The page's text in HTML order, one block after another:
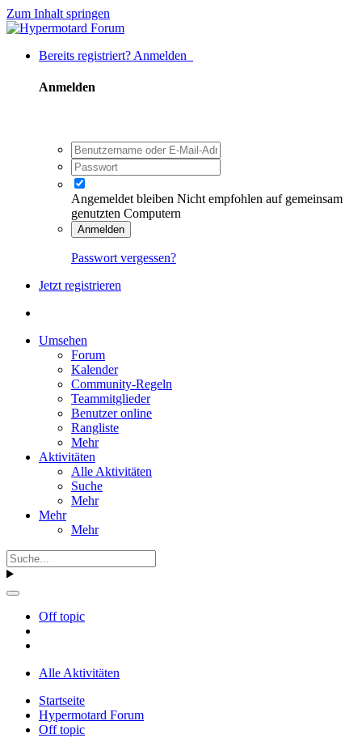
Zum Inhalt springen
Bereits registriert? Anmelden
Anmelden
Angemeldet bleiben Nicht empfohlen auf gemeinsam
genutzten Computern
Anmelden
Passwort vergessen?
Jetzt registrieren
Umsehen
Forum
Kalender
Community-Regeln
Teammitglieder
Benutzer online
Rangliste
Mehr
Aktivitäten
Alle Aktivitäten
Suche
Mehr
Mehr
Mehr
Off topic
Alle Aktivitäten
Startseite
Hypermotard Forum
Off topic